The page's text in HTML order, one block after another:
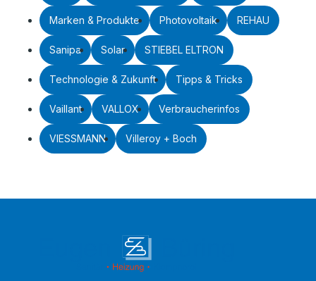
Marken & Produkte Photovoltaik REHAU
Sanipa Solar STIEBEL ELTRON
Technologie & Zukunft Tipps & Tricks
Vaillant VALLOX Verbraucherinfos
VIESSMANN Villeroy + Boch